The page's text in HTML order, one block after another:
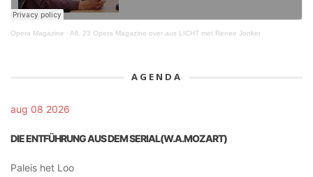
Opera Magazine · Afl. 23 Opera Magazine over aus LICHT met Renee Jonker
AGENDA
aug 08 2026
DIE ENTFÜHRUNG AUS DEM SERIAL(W.A.MOZART)
Paleis het Loo